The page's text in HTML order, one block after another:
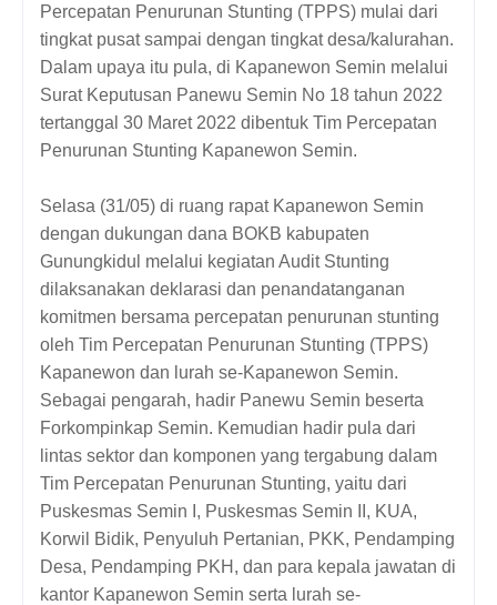
Percepatan Penurunan Stunting (TPPS) mulai dari
tingkat pusat sampai dengan tingkat desa/kalurahan.
Dalam upaya itu pula, di Kapanewon Semin melalui
Surat Keputusan Panewu Semin No 18 tahun 2022
tertanggal 30 Maret 2022 dibentuk Tim Percepatan
Penurunan Stunting Kapanewon Semin.
Selasa (31/05) di ruang rapat Kapanewon Semin
dengan dukungan dana BOKB kabupaten
Gunungkidul melalui kegiatan Audit Stunting
dilaksanakan deklarasi dan penandatanganan
komitmen bersama percepatan penurunan stunting
oleh Tim Percepatan Penurunan Stunting (TPPS)
Kapanewon dan lurah se-Kapanewon Semin.
Sebagai pengarah, hadir Panewu Semin beserta
Forkompinkap Semin. Kemudian hadir pula dari
lintas sektor dan komponen yang tergabung dalam
Tim Percepatan Penurunan Stunting, yaitu dari
Puskesmas Semin I, Puskesmas Semin II, KUA,
Korwil Bidik, Penyuluh Pertanian, PKK, Pendamping
Desa, Pendamping PKH, dan para kepala jawatan di
kantor Kapanewon Semin serta lurah se-